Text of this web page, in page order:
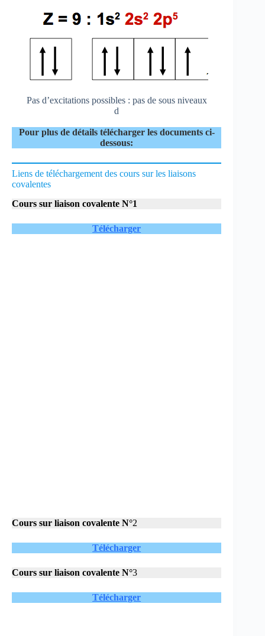
Pas d’excitations possibles : pas de sous niveaux
d
Pour plus de détails télécharger les documents ci-
dessous:
Liens de téléchargement des cours sur les liaisons
covalentes
Cours sur liaison covalente N°1
Télécharger
Cours sur liaison covalente N°2
Télécharger
Cours sur liaison covalente N°3
Télécharger